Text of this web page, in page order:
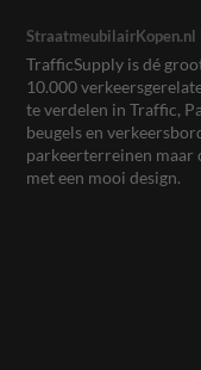
StraatmeubilairKopen.nl
TrafficSupply is dé
10.000
te verdelen in Traffic,
beugels en
parkeerterreinen maar
met een mooi design.